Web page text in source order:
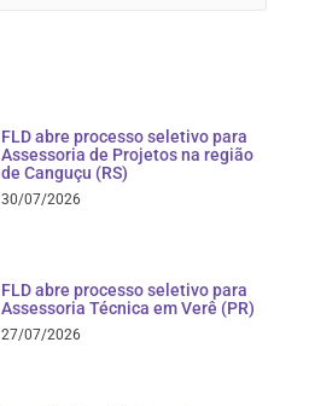
FLD abre processo seletivo para
Assessoria de Projetos na região
de Canguçu (RS)
30/07/2026
FLD abre processo seletivo para
Assessoria Técnica em Verê (PR)
27/07/2026